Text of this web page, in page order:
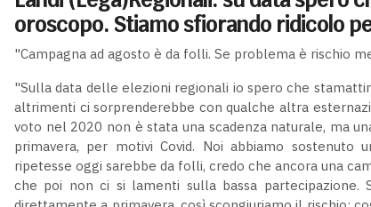
oroscopo. Stiamo sfiorando ridicolo
"Campagna ad agosto è da folli. Se problema è rischio
"Sulla data delle elezioni regionali io spero che
altrimenti ci sorprenderebbe con qualche altra
voto nel 2020 non è stata una scadenza naturale, ma
primavera, per motivi Covid. Noi abbiamo
ripetesse oggi sarebbe da folli, credo che ancora una
che poi non ci si lamenti sulla bassa